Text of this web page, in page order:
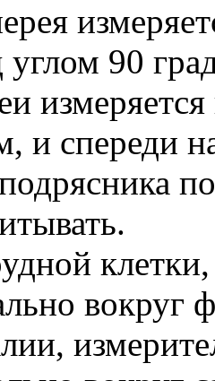
углом 90
и спереди
вокруг